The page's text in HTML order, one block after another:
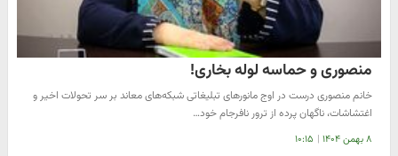
منصوری و حماسه لوله بخاری!
خانم منصوری درست در اوج مانورهای تبلیغاتی شبکه‌های معاند بر سر تحولات اخیر و
اغتشاشات، ناگهان پرده از ترور نافرجام خود…
۸ بهمن ۱۴۰۴ | ۱۰:۱۵